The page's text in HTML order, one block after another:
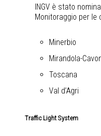
INGV è stato
Monitoraggio per le
Minerbio
Mirandola-
Toscana
Val d’Agri
Traffic Light System